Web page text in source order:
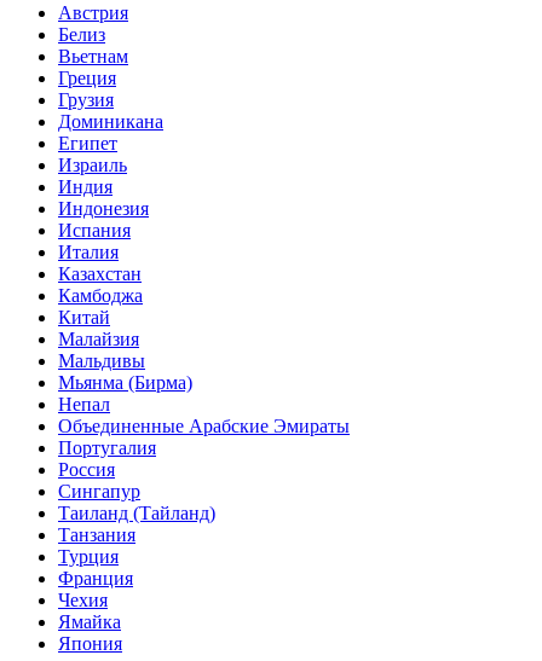
Австрия
Белиз
Вьетнам
Греция
Грузия
Доминикана
Египет
Израиль
Индия
Индонезия
Испания
Италия
Казахстан
Камбоджа
Китай
Малайзия
Мальдивы
Мьянма (Бирма)
Непал
Объединенные Арабские Эмираты
Португалия
Россия
Сингапур
Таиланд (Тайланд)
Танзания
Турция
Франция
Чехия
Ямайка
Япония